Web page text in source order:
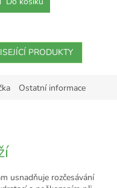
PRODUKTY
Ostatní informace
usnadňuje rozčesávání